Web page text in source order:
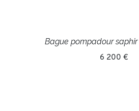
Bague pompadour
6 200 €